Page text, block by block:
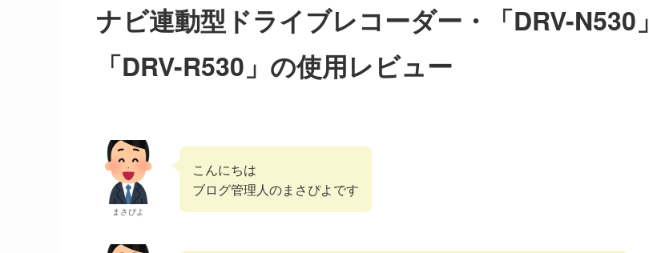
ナビ連動型ドライブレコーダー・「DRV-N530」
「DRV-R530 」の使用レビュー
まさぴよ
こんにちは
ブログ管理人のまさぴよです